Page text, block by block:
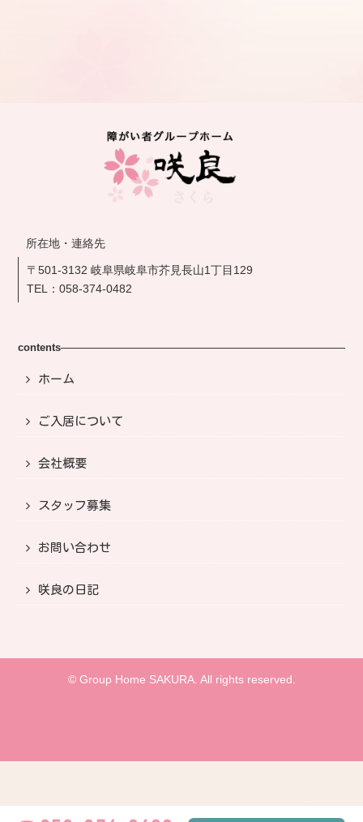
所在地・連絡先
〒501-3132 岐阜県岐阜市芥見長山1丁目129
TEL：058-374-0482
contents
ホーム
ご入居について
会社概要
スタッフ募集
お問い合わせ
咲良の日記
© Group Home SAKURA. All rights reserved.